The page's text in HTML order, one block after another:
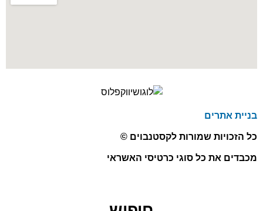
כל הזכויות שמורות לקסטנבוים ©
בניית אתרים
מכבדים את כל סוגי כרטיסי האשראי